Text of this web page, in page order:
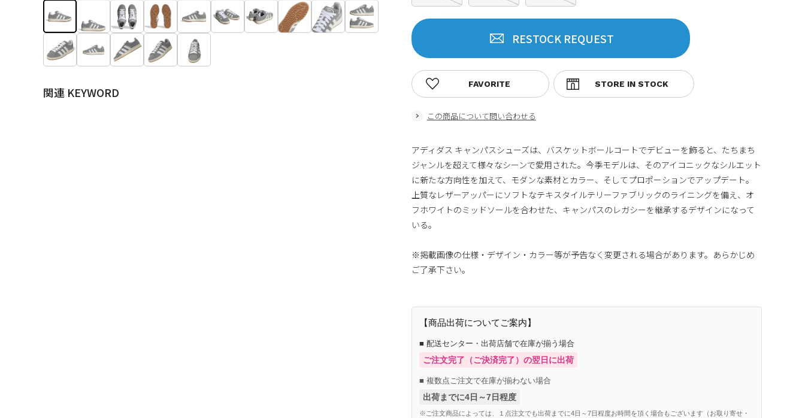
関連 KEYWORD
RESTOCK REQUEST
この商品について問い合わせる
FAVORITE
アディダス キャンパスシューズは、バスケットボールコートでデビューを飾ると、たちまち
ジャンルを超えて様々なシーンで愛用された。今季モデルは、そのアイコニックなシルエット
に新たな方向性を加えて、モダンな素材とカラー、そしてプロポーションでアップデート。
上質なレザーアッパーにソフトなテキスタイルテリーファブリックのライニングを備え、オ
フホワイトのミッドソールを合わせた、キャンパスのレガシーを継承するデザインになって
いる。
※掲載画像の仕様・デザイン・カラー等が予告なく変更される場合があります。あらかじめ
ご了承下さい。
【商品出荷についてご案内】
■ 配送センター・出荷店舗で在庫が揃う場合
ご注文完了（ご決済完了）の翌日に出荷
■ 複数点ご注文で在庫が揃わない場合
出荷までに4日～7日程度
※ご注文商品によっては、１点注文でも出荷までに4日～7日程度お時間を頂く場合もございます（お取り寄せ・